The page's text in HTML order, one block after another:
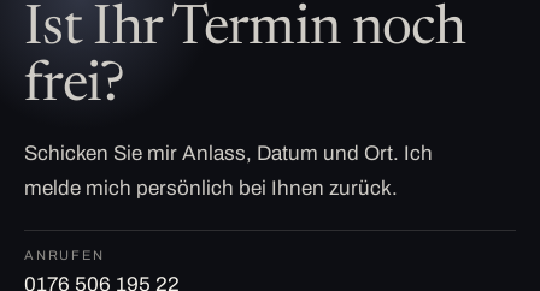
Ist Ihr Termin noch
frei?
Schicken Sie mir Anlass, Datum und Ort. Ich
melde mich persönlich bei Ihnen zurück.
ANRUFEN
0176 506 195 22